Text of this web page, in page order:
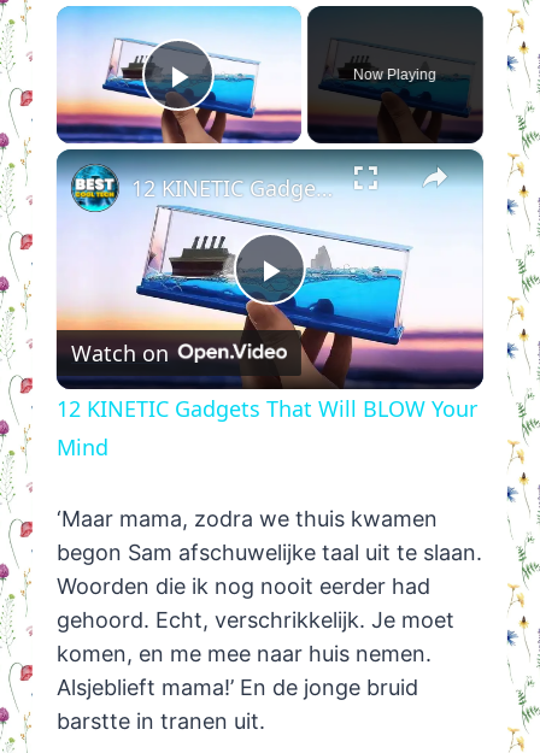
×
Play Video
Now Playing
×
Play
Video
12 KINETIC Gadgets That Will BLOW Your Mind
Watch on
12 KINETIC Gadgets That Will BLOW Your
Mind
‘Maar mama, zodra we thuis kwamen
begon Sam afschuwelijke taal uit te slaan.
Woorden die ik nog nooit eerder had
gehoord. Echt, verschrikkelijk. Je moet
komen, en me mee naar huis nemen.
Alsjeblieft mama!’ En de jonge bruid
barstte in tranen uit.